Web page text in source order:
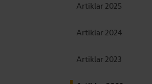
Artiklar 2025
Artiklar 2024
Artiklar 2023